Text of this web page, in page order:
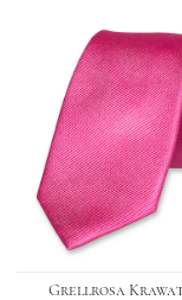
Anleitungen
Kontakt
Grellrosa